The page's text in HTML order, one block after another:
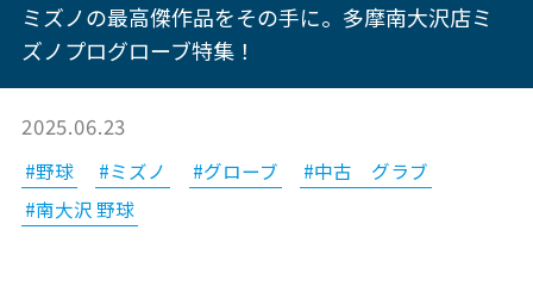
ミズノの最高傑作品をその手に。多摩南大沢店ミ
ズノプログローブ特集！
2025.06.23
#野球 #ミズノ #グローブ
#中古 グラブ
#南大沢 野球